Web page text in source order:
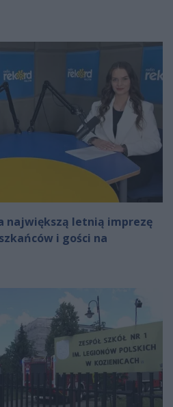
największą letnią imprezę
i gości na